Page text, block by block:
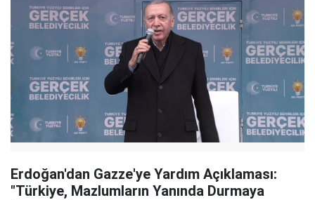
Erdoğan'dan Gazze'ye Yardım Açıklaması:
"Türkiye, Mazlumların Yanında Durmaya